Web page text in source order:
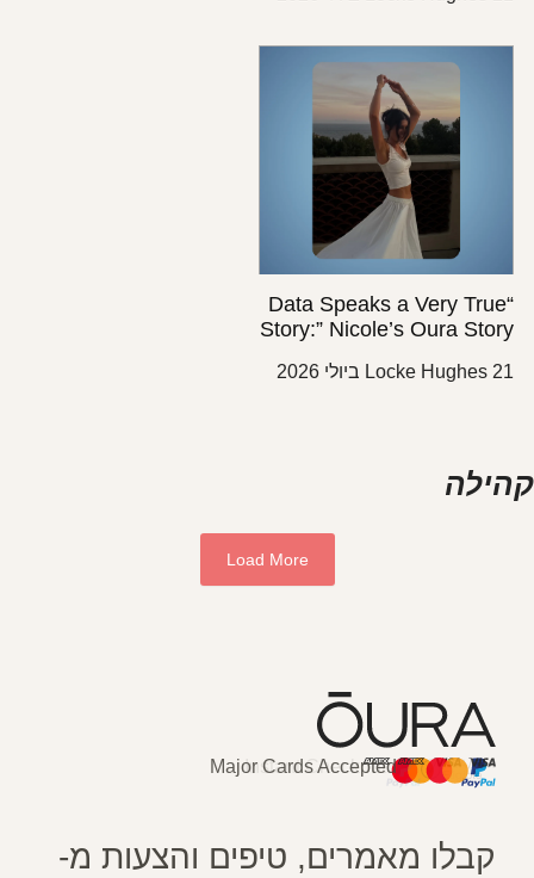
“Data Speaks a Very
Story:” Nicole’s Oura
Locke Hughes
Load More
HSA/FSA
Affirm
Instant Checkout
Major Cards Accepted
מאמרים, טיפים והצעות מ-